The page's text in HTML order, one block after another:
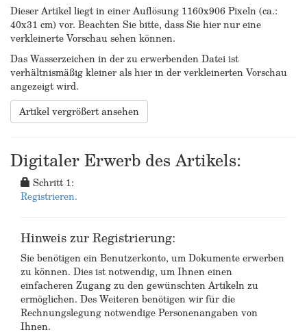
Dieser Artikel liegt in einer Auflösung 1160x906 Pixeln (ca.:
40x31 cm) vor. Beachten Sie bitte, dass Sie hier nur eine
verkleinerte Vorschau sehen können.
Das Wasserzeichen in der zu erwerbenden Datei ist
verhältnismäßig kleiner als hier in der verkleinerten Vorschau
angezeigt wird.
Artikel vergrößert ansehen
Digitaler Erwerb des Artikels:
Schritt 1:
Registrieren.
Hinweis zur Registrierung:
Sie benötigen ein Benutzerkonto, um Dokumente erwerben
zu können. Dies ist notwendig, um Ihnen einen
einfacheren Zugang zu den gewünschten Artikeln zu
ermöglichen. Des Weiteren benötigen wir für die
Rechnungslegung notwendige Personenangaben von
Ihnen.